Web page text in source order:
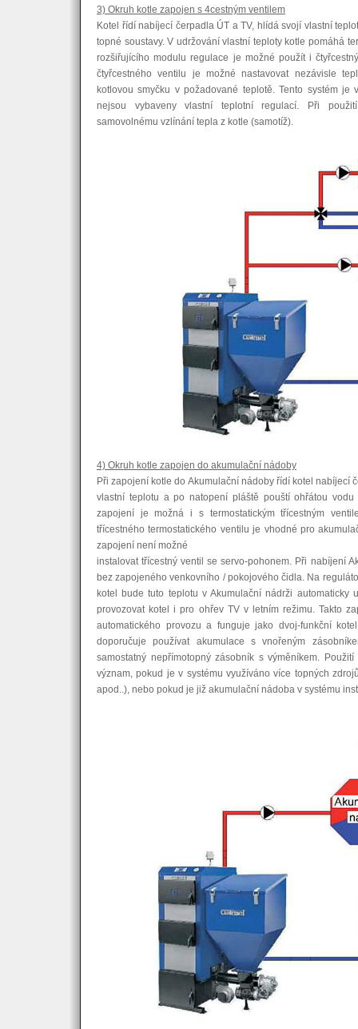
3) Okruh kotle zapojen s 4cestným ventilem
Kotel řídí nabíjecí čerpadla ÚT a TV, hlídá svojí vlastní
topné soustavy. V udržování vlastní teploty kotle pomáhá
rozšiřujícího modulu regulace je možné použít i
čtyřcestného ventilu je možné nastavovat nezávisle
kotlovou smyčku v požadované teplotě. Tento systém
nejsou vybaveny vlastní teplotní regulací. Při
samovolnému vzlínání tepla z kotle (samotíž).
4) Okruh kotle zapojen do akumulační nádoby
Při zapojení kotle do Akumulační nádoby řídí kotel nabíjecí
vlastní teplotu a po natopení pláště pouští ohřátou
zapojení je možná i s termostatickým třícestným
třícestného termostatického ventilu je vhodné pro
zapojení není možné
instalovat třícestný ventil se servo-pohonem. Při nabíjení
bez zapojeného venkovního / pokojového čidla. Na
kotel bude tuto teplotu v Akumulační nádrži automaticky
provozovat kotel i pro ohřev TV v letním režimu. Takto
automatického provozu a funguje jako dvoj-funkční
doporučuje používat akumulace s vnořeným
samostatný nepřímotopný zásobník s výměníkem.
význam, pokud je v systému využíváno více topných
apod..), nebo pokud je již akumulační nádoba v systému